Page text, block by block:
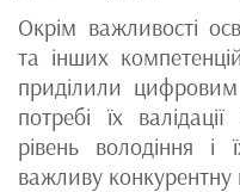
Окрім важливості
та інших
приділили
потребі їх
рівень володіння і
важливу конкурентну